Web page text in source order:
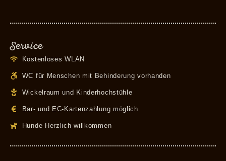
Service
Kostenloses WLAN
WC für Menschen mit Behinderung vorhanden
Wickelraum und Kinderhochstühle
Bar- und EC-Kartenzahlung möglich
Hunde Herzlich willkommen